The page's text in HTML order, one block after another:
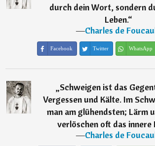
durch dein Wort, sondern
Leben.“
―Charles de
Facebook Twitter WhatsApp
„Schweigen ist das
Vergessen und Kälte. Im
man am glühendsten; Lärm
verlöschen oft das innere
―Charles de